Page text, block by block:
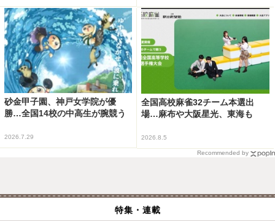
砂金甲子園、神戸女学院が優
勝…全国14校の中高生が腕競う
2026.7.29
全国高校麻雀32チーム本選出
場…麻布や大阪星光、東海も
2026.8.5
Recommended by
特集・連載